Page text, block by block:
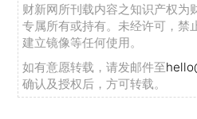
财新网所刊载内容之知识产权为
专属所有或持有。未经许可，禁
建立镜像等任何使用。
如有意愿转载，请发邮件至
确认及授权后，方可转载。